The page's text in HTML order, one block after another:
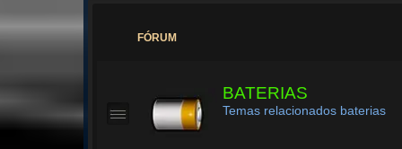
FÓRUM
BATERIAS
Temas relacionados baterias